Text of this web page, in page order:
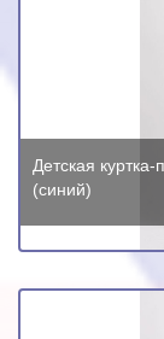
Детская
(синий)